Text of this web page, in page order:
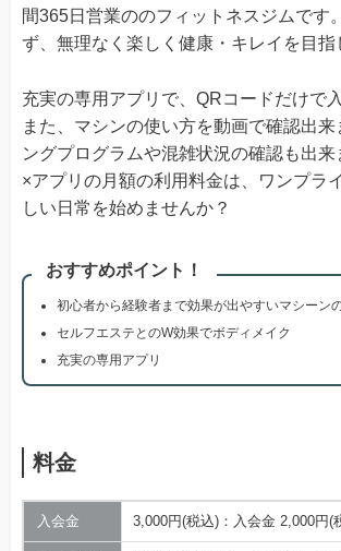
間365日営業ののフィットネスジムです
ず、無理なく楽しく健康・キレイを目指
充実の専用アプリで、QRコードだけで
また、マシンの使い方を動画で確認出来
ングプログラムや混雑状況の確認も出
×アプリの月額の利用料金は、ワンプラ
しい日常を始めませんか？
おすすめポイント！
初心者から経験者まで効果が出やすいマシーン
セルフエステとのW効果でボディメイク
充実の専用アプリ
料金
入会金 3,000円(税込)：入会金 2,000円(